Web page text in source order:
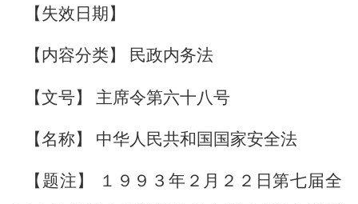
【失效日期】
【内容分类】 民政内务法
【文号】 主席令第六十八号
【名称】 中华人民共和国国家安全法
【题注】 １９９３年２月２２日第七届全